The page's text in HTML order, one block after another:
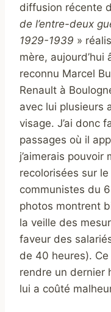
diffusion récente
de l’entre-deux
1929-1939 »
mère,
reconnu Marcel
Renault à
avec lui plusieurs
visage. J’ai donc
passages où il
j’aimerais
recolorisées sur
communistes du
photos montrent
la veille des
faveur des
de 40 heures).
rendre un dernier
lui a coûté